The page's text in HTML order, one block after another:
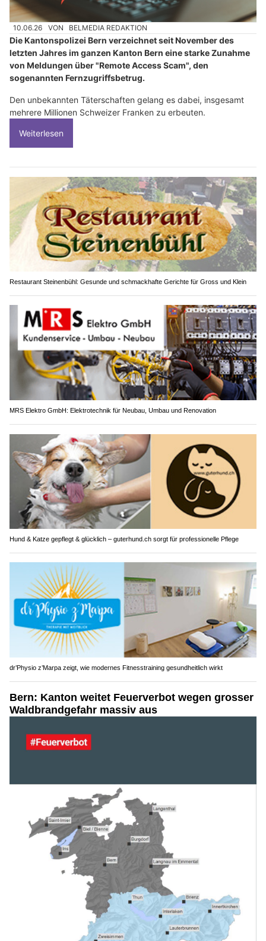
10.06.26 VON BELMEDIA REDAKTION
Die Kantonspolizei Bern verzeichnet seit November des
letzten Jahres im ganzen Kanton Bern eine starke Zunahme
von Meldungen über "Remote Access Scam", den
sogenannten Fernzugriffsbetrug.
Den unbekannten Täterschaften gelang es dabei, insgesamt
mehrere Millionen Schweizer Franken zu erbeuten.
Weiterlesen
Restaurant Steinenbühl: Gesunde und schmackhafte Gerichte für Gross und Klein
MRS Elektro GmbH: Elektrotechnik für Neubau, Umbau und Renovation
Hund & Katze gepflegt & glücklich – guterhund.ch sorgt für professionelle Pflege
dr’Physio z’Marpa zeigt, wie modernes Fitnesstraining gesundheitlich wirkt
Bern: Kanton weitet Feuerverbot wegen grosser
Waldbrandgefahr massiv aus